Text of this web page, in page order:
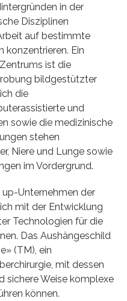
in der
Disziplinen
auf bestimmte
konzentrieren. Ein
ist die
bildgestützter
die
und
sowie die medizinische
stehen
Niere und Lunge sowie
im Vordergrund.
up-Unternehmen der
mit der Entwicklung
Technologien für die
Das Aushängeschild
(TM), ein
mit dessen
sichere Weise komplexe
können.